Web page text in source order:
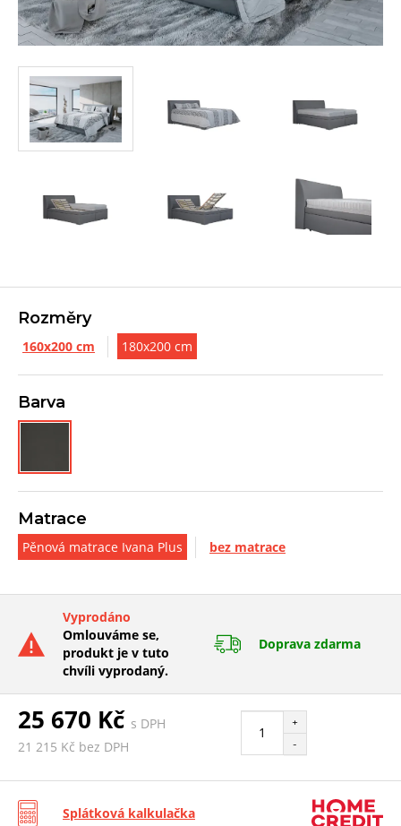
Rozměry
160x200 cm 180x200 cm
Barva
Matrace
Pěnová matrace Ivana Plus bez matrace
Vyprodáno
Omlouváme se,
produkt je v tuto
chvíli vyprodaný.
Doprava zdarma
25 670 Kč s DPH
21 215 Kč bez DPH
+
-
Splátková kalkulačka